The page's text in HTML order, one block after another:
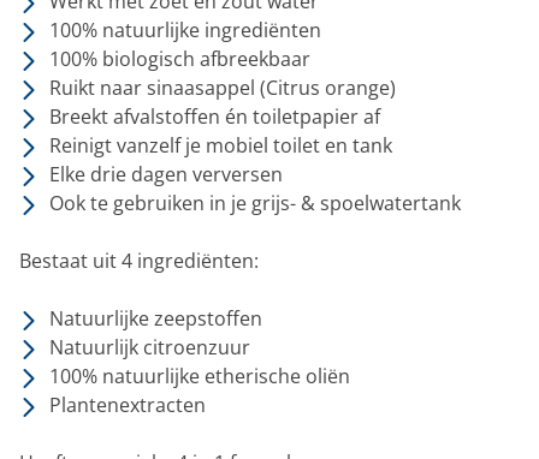
100% natuurlijke ingrediënten
100% biologisch afbreekbaar
Ruikt naar sinaasappel (Citrus orange)
Breekt afvalstoffen én toiletpapier af
Reinigt vanzelf je mobiel toilet en tank
Elke drie dagen verversen
Ook te gebruiken in je grijs- & spoelwatertank
Bestaat uit 4 ingrediënten:
Natuurlijke zeepstoffen
Natuurlijk citroenzuur
100% natuurlijke etherische oliën
Plantenextracten